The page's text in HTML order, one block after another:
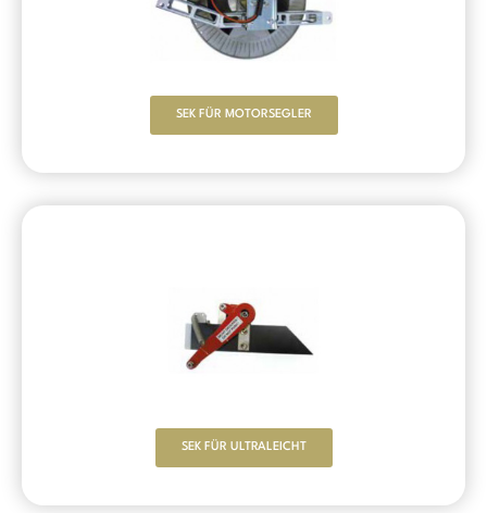
SEK FÜR MOTORSEGLER
SEK FÜR ULTRALEICHT